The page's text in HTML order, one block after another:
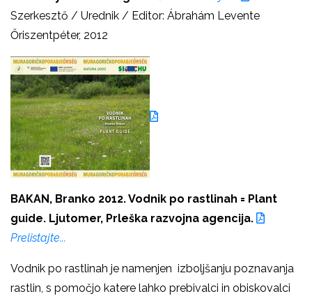
Szerkesztő / Urednik / Editor: Ábrahám Levente
Őriszentpéter, 2012
BAKAN, Branko 2012. Vodnik po rastlinah = Plant
guide. Ljutomer, Prleška razvojna agencija.
Prelistajte...
Vodnik po rastlinah je namenjen izboljšanju poznavanja
rastlin, s pomočjo katere lahko prebivalci in obiskovalci